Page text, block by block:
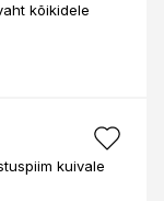
kõikidele
kuivale